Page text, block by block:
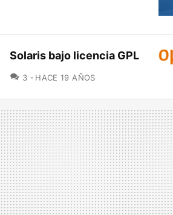
Solaris bajo licencia GPL
3 COMENTARIOS
HACE 19 AÑOS